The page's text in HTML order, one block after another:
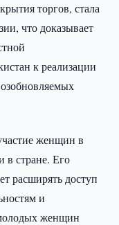
торгов, стала
что доказывает
к реализации
женщин в
в стране. Его
расширять доступ
и
женщин